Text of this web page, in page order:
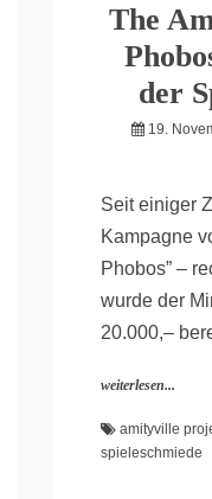
The
der
19.
Seit einiger
Kampagne
Phobos” –
wurde der
20.000,–
weiterlesen...
amityville
spieleschmiede